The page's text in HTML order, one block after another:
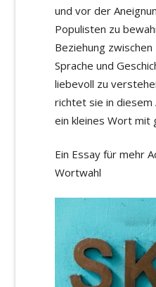
und vor der
Populisten zu
Beziehung zwischen
Sprache und
liebevoll zu
richtet sie in diesem
ein kleines Wort mit
Ein Essay für mehr
Wortwahl